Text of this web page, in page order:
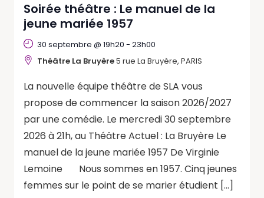
Soirée théâtre : Le manuel de la
jeune mariée 1957
30 septembre @ 19h20 - 23h00
Théâtre La Bruyère5 rue La Bruyère, PARIS
La nouvelle équipe théâtre de SLA vous
propose de commencer la saison 2026/2027
par une comédie. Le mercredi 30 septembre
2026 à 21h, au Théâtre Actuel : La Bruyère Le
manuel de la jeune mariée 1957 De Virginie
Lemoine Nous sommes en 1957. Cinq jeunes
femmes sur le point de se marier étudient […]